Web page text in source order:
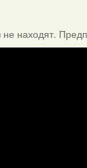
находят.